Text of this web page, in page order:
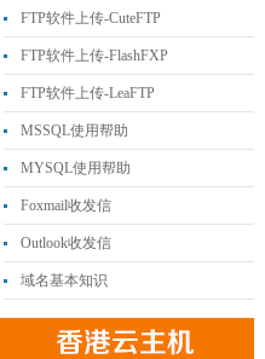
FTP软件上传-CuteFTP
FTP软件上传-FlashFXP
FTP软件上传-LeaFTP
MSSQL使用帮助
MYSQL使用帮助
Foxmail收发信
Outlook收发信
域名基本知识